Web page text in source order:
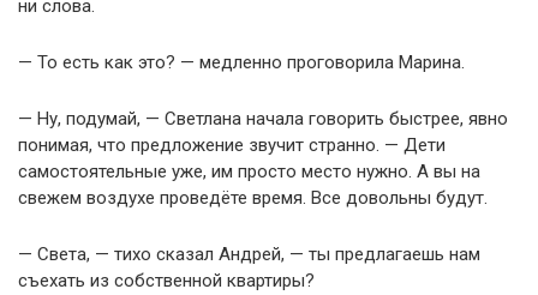
ни слова.
— То есть как это? — медленно проговорила Марина.
— Ну, подумай, — Светлана начала говорить быстрее, явно
понимая, что предложение звучит странно. — Дети
самостоятельные уже, им просто место нужно. А вы на
свежем воздухе проведёте время. Все довольны будут.
— Света, — тихо сказал Андрей, — ты предлагаешь нам
съехать из собственной квартиры?